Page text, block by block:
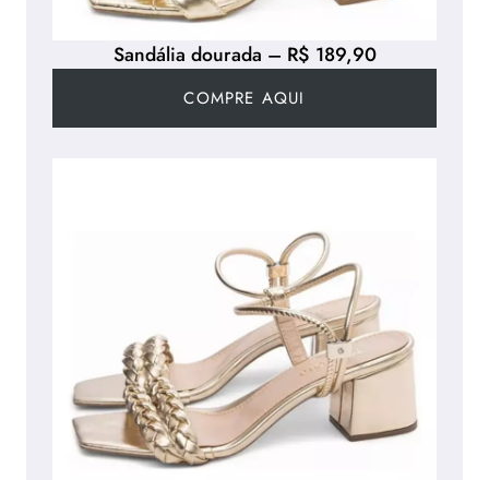
Sandália dourada – R$ 189,90
COMPRE AQUI